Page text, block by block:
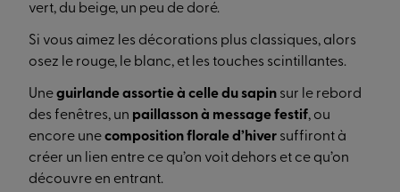
vert, du beige, un peu de doré.
Si vous aimez les décorations plus classiques, alors
osez le rouge, le blanc, et les touches scintillantes.
Uneguirlande assortie à celle du sapin sur le rebord
des fenêtres, un paillasson à message festif, ou
encore unecomposition florale d’hiver suffiront à
créer un lien entre ce qu’on voit dehors et ce qu’on
découvre en entrant.